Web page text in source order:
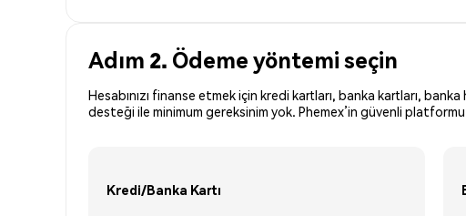
Adım 2. Ödeme yöntemi seçin
Hesabınızı finanse etmek için kredi kartları, banka kartları,
desteği ile minimum gereksinim yok. Phemex’in güvenli platformu,
Kredi/Banka Kartı